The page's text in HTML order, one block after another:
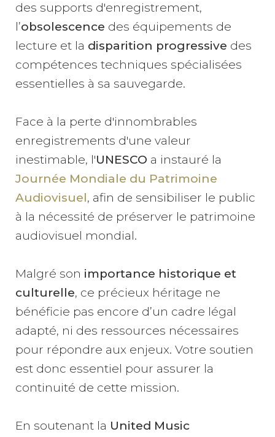
des supports d'enregistrement,
l’obsolescence des équipements de
lecture et la disparition progressive des
compétences techniques spécialisées
essentielles à sa sauvegarde.
Face à la perte d'innombrables
enregistrements d'une valeur
inestimable, l'UNESCO a instauré la
Journée Mondiale du Patrimoine
Audiovisuel, afin de sensibiliser le public
à la nécessité de préserver le patrimoine
audiovisuel mondial.
Malgré son importance historique et
culturelle, ce précieux héritage ne
bénéficie pas encore d’un cadre légal
adapté, ni des ressources nécessaires
pour répondre aux enjeux. Votre soutien
est donc essentiel pour assurer la
continuité de cette mission.
En soutenant la United Music